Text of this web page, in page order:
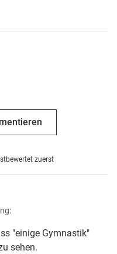
zuerst
"einige Gymnastik"
sehen.